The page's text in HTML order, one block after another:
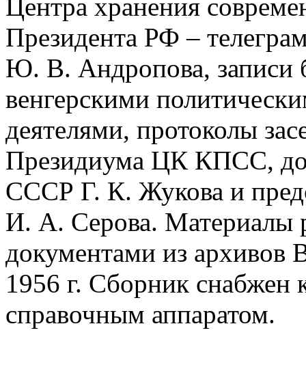
Центра хранения
Президента РФ –
Ю. В. Андропова, записи
венгерскими
деятелями, протоколы
Президиума ЦК КПСС,
СССР Г. К. Жукова и
И. А. Серова. Материалы
документами из архивов
1956 г. Сборник снабжен
справочным аппаратом.